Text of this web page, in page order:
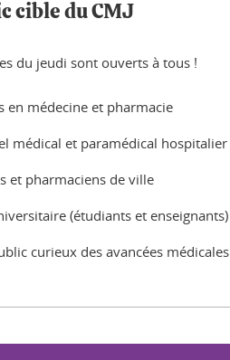
cible du CMJ
du jeudi sont ouverts à tous !
en médecine et pharmacie
médical et paramédical hospitalier
et pharmaciens de ville
(étudiants et enseignants)
curieux des avancées médicales